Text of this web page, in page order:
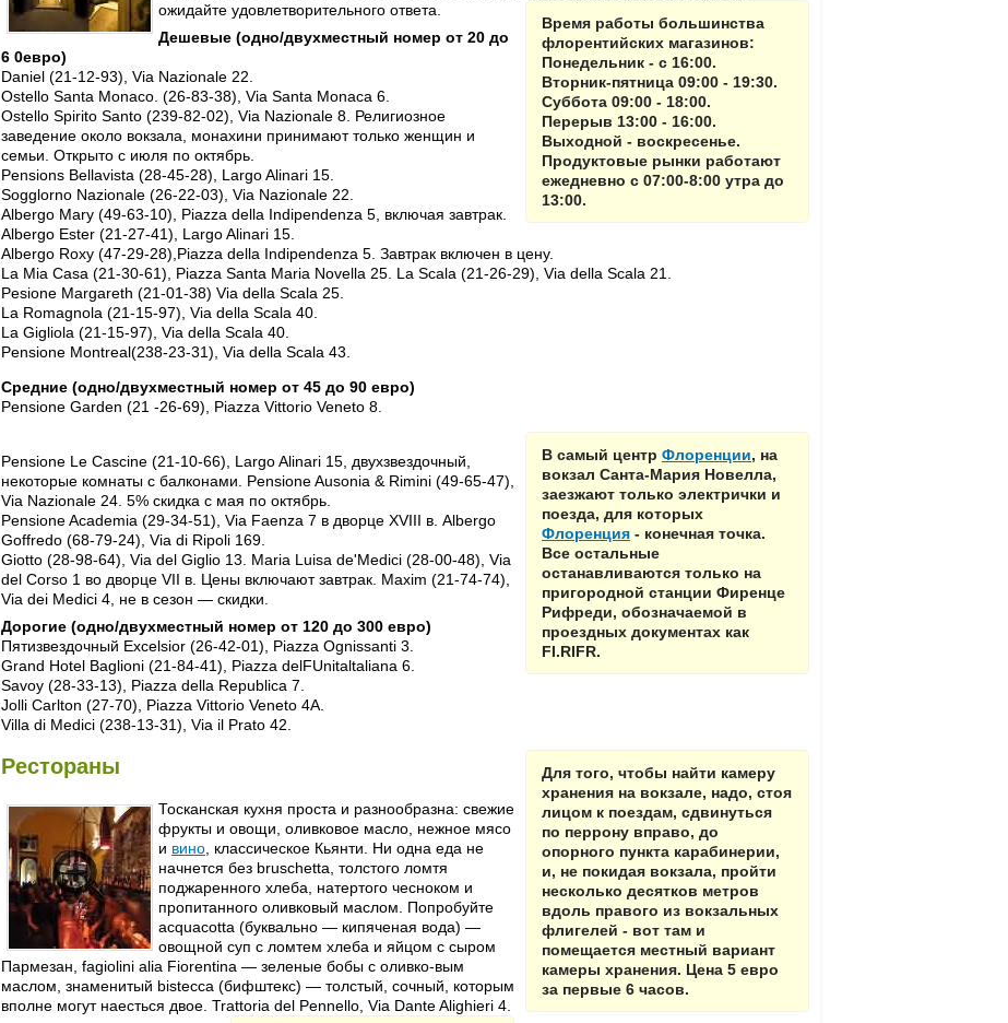
ожидайте удовлетворительного ответа.
Время работы большинства
флорентийских магазинов:
Понедельник - с 16:00.
Вторник-пятница 09:00 - 19:30.
Суббота 09:00 - 18:00.
Перерыв 13:00 - 16:00.
Выходной - воскресенье.
Продуктовые рынки работают
ежедневно с 07:00-8:00 утра до
13:00.
Дешевые (одно/двухместный номер от 20 до
6 0евро)
Daniel (21-12-93), Via Nazionale 22.
Ostello Santa Monaco. (26-83-38), Via Santa Monaca 6.
Ostello Spirito Santo (239-82-02), Via Nazionale 8. Религиозное
заведение около вокзала, монахини принимают только женщин и
семьи. Открыто с июля по октябрь.
Pensions Bellavista (28-45-28), Largo Alinari 15.
Sogglorno Nazionale (26-22-03), Via Nazionale 22.
Albergo Mary (49-63-10), Piazza della Indipendenza 5, включая завтрак.
Albergo Ester (21-27-41), Largo Alinari 15.
Albergo Roxy (47-29-28),Piazza della Indipendenza 5. Завтрак включен в цену.
La Mia Casa (21-30-61), Piazza Santa Maria Novella 25. La Scala (21-26-29), Via della Scala 21.
Pesione Margareth (21-01-38) Via della Scala 25.
La Romagnola (21-15-97), Via della Scala 40.
La Gigliola (21-15-97), Via della Scala 40.
Pensione Montreal(238-23-31), Via della Scala 43.
Средние (одно/двухместный номер от 45 до 90 евро)
Pensione Garden (21 -26-69), Piazza Vittorio Veneto 8.
В самый центр Флоренции, на
вокзал Санта-Мария Новелла,
заезжают только электрички и
поезда, для которых
Флоренция - конечная точка.
Все остальные
останавливаются только на
пригородной станции Фиренце
Рифреди, обозначаемой в
проездных документах как
FI.RIFR.
Pensione Le Cascine (21-10-66), Largo Alinari 15, двухзвездочный,
некоторые комнаты с балконами. Pensione Ausonia & Rimini (49-65-47),
Via Nazionale 24. 5% скидка с мая по октябрь.
Pensione Academia (29-34-51), Via Faenza 7 в дворце XVIII в. Albergo
Goffredo (68-79-24), Via di Ripoli 169.
Giotto (28-98-64), Via del Giglio 13. Maria Luisa de'Medici (28-00-48), Via
del Corso 1 во дворце VII в. Цены включают завтрак. Maxim (21-74-74),
Via dei Medici 4, не в сезон — скидки.
Дорогие (одно/двухместный номер от 120 до 300 евро)
Пятизвездочный Excelsior (26-42-01), Piazza Ognissanti 3.
Grand Hotel Baglioni (21-84-41), Piazza delFUnitaltaliana 6.
Savoy (28-33-13), Piazza della Republica 7.
Jolli Carlton (27-70), Piazza Vittorio Veneto 4A.
Villa di Medici (238-13-31), Via il Prato 42.
Для того, чтобы найти камеру
хранения на вокзале, надо, стоя
лицом к поездам, сдвинуться
по перрону вправо, до
опорного пункта карабинерии,
и, не покидая вокзала, пройти
несколько десятков метров
вдоль правого из вокзальных
флигелей - вот там и
помещается местный вариант
камеры хранения. Цена 5 евро
за первые 6 часов.
Рестораны
Тосканская кухня проста и разнообразна: свежие
фрукты и овощи, оливковое масло, нежное мясо
и вино , классическое Кьянти. Ни одна еда не
начнется без bruschetta, толстого ломтя
поджаренного хлеба, натертого чесноком и
пропитанного оливковый маслом. Попробуйте
acquacotta (буквально — кипяченая вода) —
овощной суп с ломтем хлеба и яйцом с сыром
Пармезан, fagiolini alia Fiorentina — зеленые бобы с оливко-вым
маслом, знаменитый bistecca (бифштекс) — толстый, сочный, которым
вполне могут наесться двое. Trattoria del Pennello, Via Dante Alighieri 4.